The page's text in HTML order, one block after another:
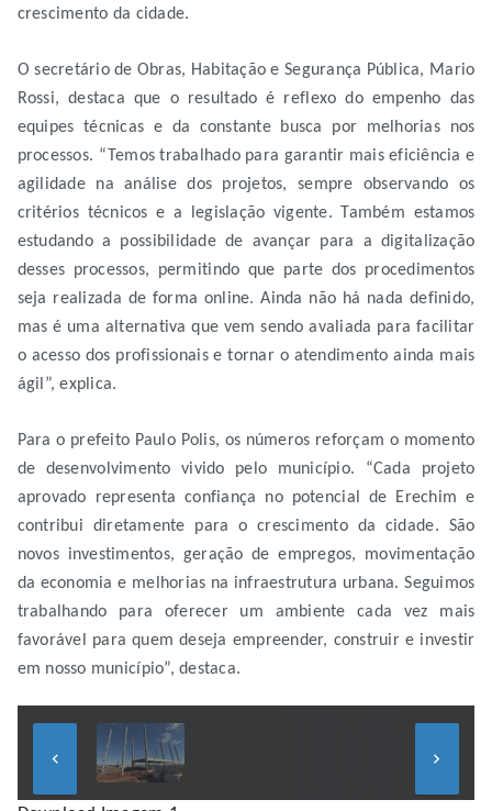
crescimento da cidade.
O secretário de Obras, Habitação e Segurança Pública, Mario
Rossi, destaca que o resultado é reflexo do empenho das
equipes técnicas e da constante busca por melhorias nos
processos. “Temos trabalhado para garantir mais eficiência e
agilidade na análise dos projetos, sempre observando os
critérios técnicos e a legislação vigente. Também estamos
estudando a possibilidade de avançar para a digitalização
desses processos, permitindo que parte dos procedimentos
seja realizada de forma online. Ainda não há nada definido,
mas é uma alternativa que vem sendo avaliada para facilitar
o acesso dos profissionais e tornar o atendimento ainda mais
ágil”, explica.
Para o prefeito Paulo Polis, os números reforçam o momento
de desenvolvimento vivido pelo município. “Cada projeto
aprovado representa confiança no potencial de Erechim e
contribui diretamente para o crescimento da cidade. São
novos investimentos, geração de empregos, movimentação
da economia e melhorias na infraestrutura urbana. Seguimos
trabalhando para oferecer um ambiente cada vez mais
favorável para quem deseja empreender, construir e investir
em nosso município”, destaca.
keyboard_arrow_left keyboard_arrow_right